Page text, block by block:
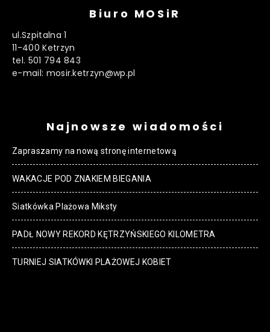
Biuro MOSiR
ul.Szpitalna 1
11-400 Ketrzyn
tel. 501 794 843
e-mail: mosir.ketrzyn@wp.pl
Najnowsze wiadomości
Zapraszamy na nową stronę internetową
WAKACJE POD ZNAKIEM BIEGANIA
Siatkówka Plażowa Miksty
PADŁ NOWY REKORD KĘTRZYŃSKIEGO KILOMETRA
TURNIEJ SIATKÓWKI PLAŻOWEJ KOBIET